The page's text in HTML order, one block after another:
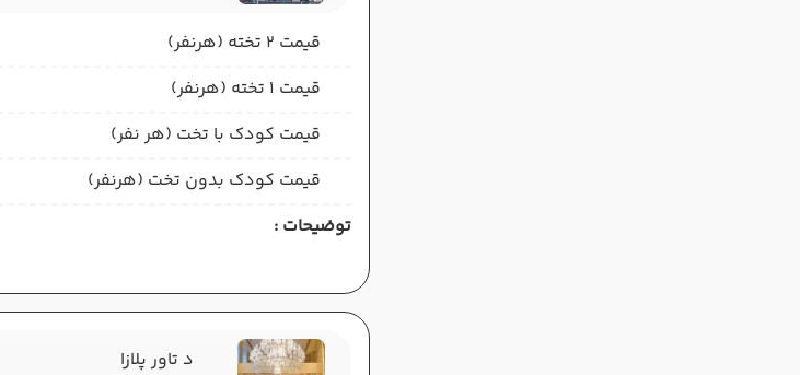
قیمت 2 تخته (هرنفر)
قیمت 1 تخته (هرنفر)
قیمت کودک با تخت (هر نفر)
قیمت کودک بدون تخت (هرنفر)
توضیحات :
د تاور پلازا